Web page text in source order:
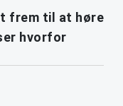
frem til at høre
hvorfor